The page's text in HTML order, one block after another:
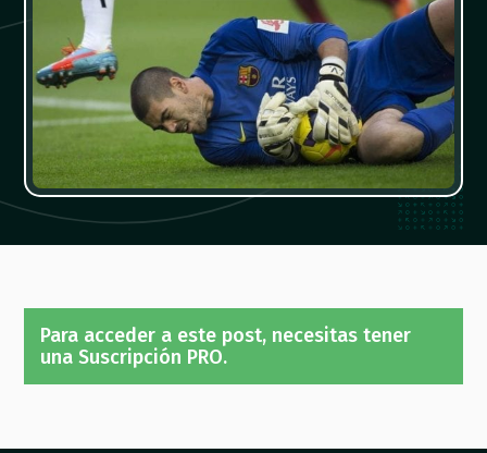
Para acceder a este post, necesitas tener
una Suscripción PRO.